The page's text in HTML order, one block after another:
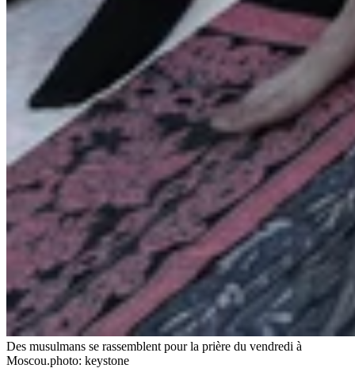
Des musulmans se rassemblent pour la prière du vendredi à
Moscou.photo: keystone